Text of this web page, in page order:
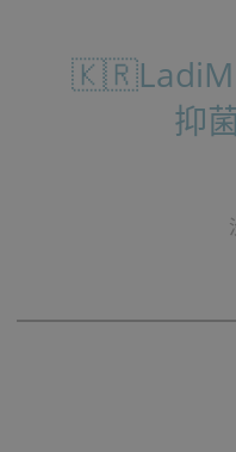
🇰🇷LadiM
抑